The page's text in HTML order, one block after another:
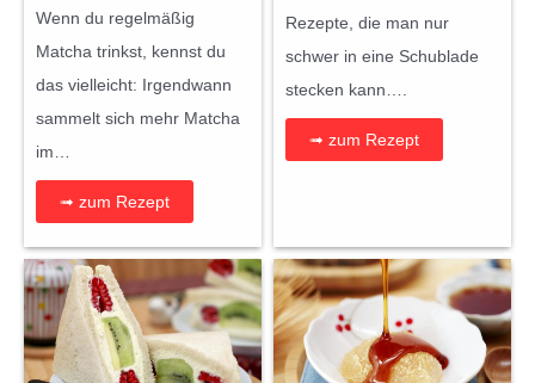
Wenn du regelmäßig
Matcha trinkst, kennst du
das vielleicht: Irgendwann
sammelt sich mehr Matcha
im…
➟ zum Rezept
Rezepte, die man nur
schwer in eine Schublade
stecken kann….
➟ zum Rezept